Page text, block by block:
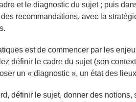
et le diagnostic du sujet ; puis
recommandations, avec la
est de commencer par les
définir le cadre du sujet (son
un « diagnostic », un état des
définir le sujet, donner des notions,